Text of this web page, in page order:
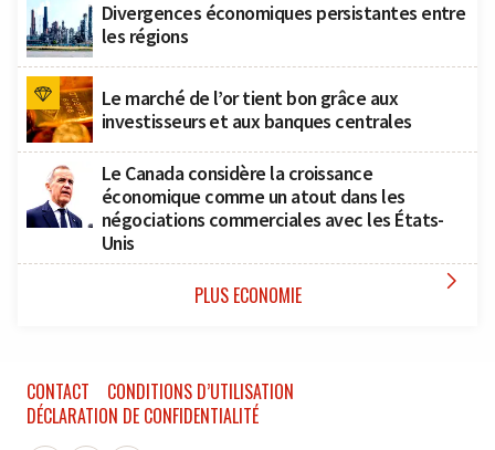
Divergences économiques persistantes entre
les régions
Le marché de l’or tient bon grâce aux
investisseurs et aux banques centrales
Le Canada considère la croissance
économique comme un atout dans les
négociations commerciales avec les États-
Unis
PLUS ECONOMIE 
CONTACT
CONDITIONS D’UTILISATION
DÉCLARATION DE CONFIDENTIALITÉ